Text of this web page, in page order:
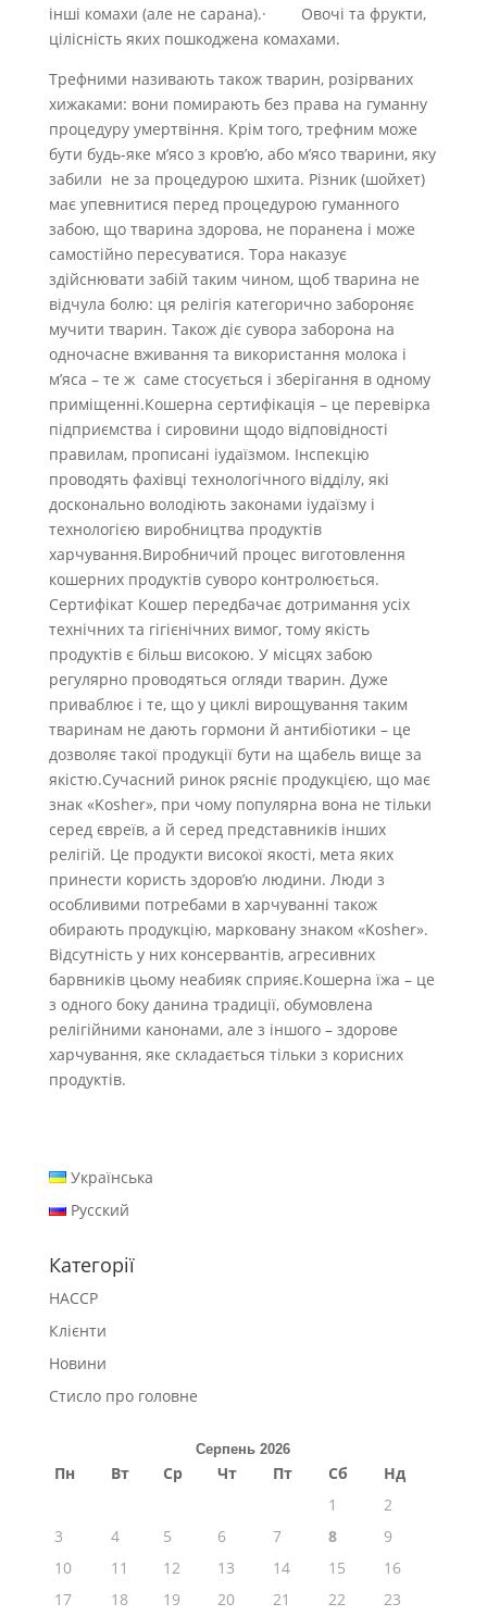
інші комахи (але не сарана).· Овочі та фрукти,
цілісність яких пошкоджена комахами.
Трефними називають також тварин, розірваних
хижаками: вони помирають без права на гуманну
процедуру умертвіння. Крім того, трефним може
бути будь-яке м’ясо з кров’ю, або м’ясо тварини, яку
забили не за процедурою шхита. Різник (шойхет)
має упевнитися перед процедурою гуманного
забою, що тварина здорова, не поранена і може
самостійно пересуватися. Тора наказує
здійснювати забій таким чином, щоб тварина не
відчула болю: ця релігія категорично забороняє
мучити тварин. Також діє сувора заборона на
одночасне вживання та використання молока і
м’яса – те ж саме стосується і зберігання в одному
приміщенні.Кошерна сертифікація – це перевірка
підприємства і сировини щодо відповідності
правилам, прописані іудаїзмом. Інспекцію
проводять фахівці технологічного відділу, які
досконально володіють законами іудаїзму і
технологією виробництва продуктів
харчування.Виробничий процес виготовлення
кошерних продуктів суворо контролюється.
Сертифікат Кошер передбачає дотримання усіх
технічних та гігієнічних вимог, тому якість
продуктів є більш високою. У місцях забою
регулярно проводяться огляди тварин. Дуже
приваблює і те, що у циклі вирощування таким
тваринам не дають гормони й антибіотики – це
дозволяє такої продукції бути на щабель вище за
якістю.Сучасний ринок рясніє продукцією, що має
знак «Kosher», при чому популярна вона не тільки
серед євреїв, а й серед представників інших
релігій. Це продукти високої якості, мета яких
принести користь здоров’ю людини. Люди з
особливими потребами в харчуванні також
обирають продукцію, марковану знаком «Kosher».
Відсутність у них консервантів, агресивних
барвників цьому неабияк сприяє.Кошерна їжа – це
з одного боку данина традиції, обумовлена ​​
релігійними канонами, але з іншого – здорове
харчування, яке складається тільки з корисних
продуктів.
Українська
Русский
Категорії
HACCP
Клієнти
Новини
Стисло про головне
Серпень 2026
Пн Вт Ср Чт Пт Сб
Нд
1
2
3
4 5 6 7 8
9
10
11 12 13 14 15
16
17
18 19 20 21 22 23